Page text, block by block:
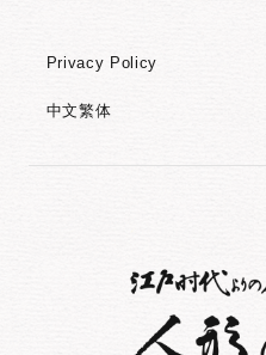
Privacy Policy
中文繁体